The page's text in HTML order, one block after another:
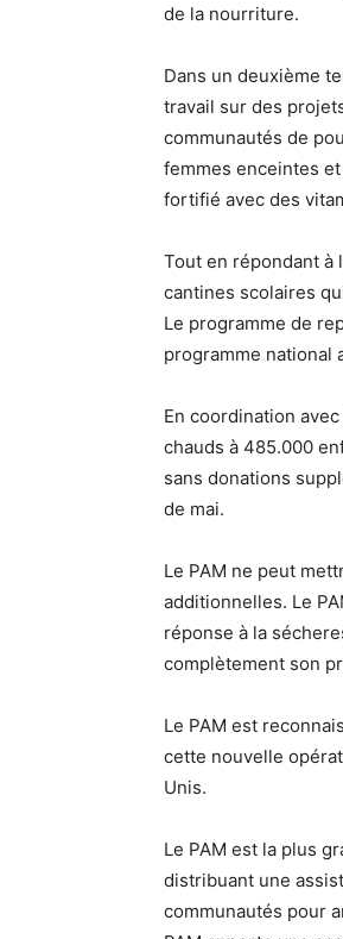
de la nourriture.
Dans un deuxième
travail sur des
communautés de
femmes enceintes
fortifié avec des
Tout en répondant à
cantines scolaires
Le programme de
programme national
En coordination
chauds à 485.000
sans donations
de mai.
Le PAM ne peut
additionnelles. Le
réponse à la
complètement son
Le PAM est
cette nouvelle
Unis.
Le PAM est la plus
distribuant une
communautés pour